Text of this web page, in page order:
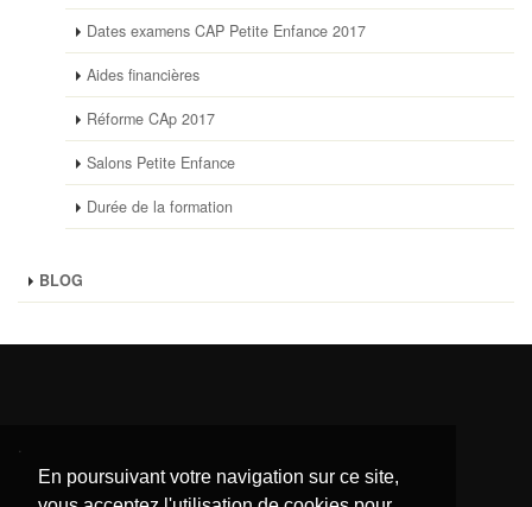
En poursuivant votre navigation sur ce site,
Dates examens CAP Petite Enfance 2017
Aides financières
Réforme CAp 2017
Salons Petite Enfance
Durée de la formation
BLOG
.